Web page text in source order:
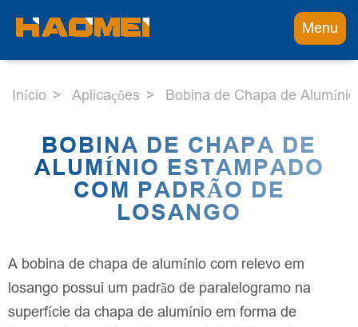
Menu
Início Aplicações Bobina de Chapa de
BOBINA DE CHAPA DE
ALUMÍNIO ESTAMPADO
COM PADRÃO DE
LOSANGO
A bobina de chapa de alumínio com relevo em
losango possui um padrão de paralelogramo na
superfície da chapa de alumínio em forma de